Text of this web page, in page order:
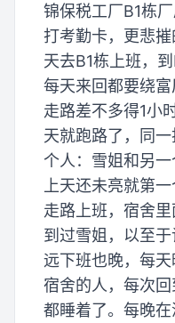
锦保税工厂B1栋
打考勤卡，更悲
天去B1栋上班，
每天来回都要绕富
走路差不多得1小
天就跑路了，同
个人：雪姐和另
上天还未亮就第
走路上班，宿舍
到过雪姐，以至
远下班也晚，每
宿舍的人，每次
都睡着了。每晚